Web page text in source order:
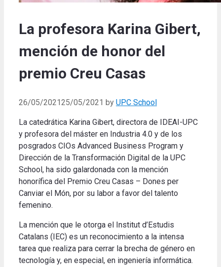
La profesora Karina Gibert,
mención de honor del
premio Creu Casas
26/05/202125/05/2021 by UPC School
La catedrática Karina Gibert, directora de IDEAI-UPC
y profesora del máster en Industria 4.0 y de los
posgrados CIOs Advanced Business Program y
Dirección de la Transformación Digital de la UPC
School, ha sido galardonada con la mención
honorífica del Premio Creu Casas – Dones per
Canviar el Món, por su labor a favor del talento
femenino.
La mención que le otorga el Institut d’Estudis
Catalans (IEC) es un reconocimiento a la intensa
tarea que realiza para cerrar la brecha de género en
tecnología y, en especial, en ingeniería informática.